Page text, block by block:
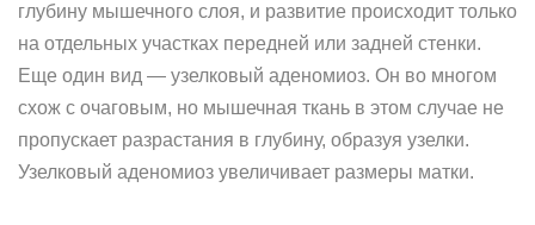
глубину мышечного слоя, и развитие происходит только
на отдельных участках передней или задней стенки.
Еще один вид — узелковый аденомиоз. Он во многом
схож с очаговым, но мышечная ткань в этом случае не
пропускает разрастания в глубину, образуя узелки.
Узелковый аденомиоз увеличивает размеры матки.